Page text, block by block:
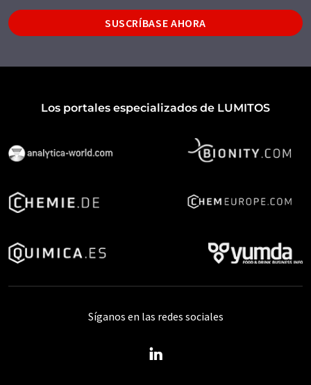
SUSCRÍBASE AHORA
Los portales especializados de LUMITOS
Síganos en las redes sociales